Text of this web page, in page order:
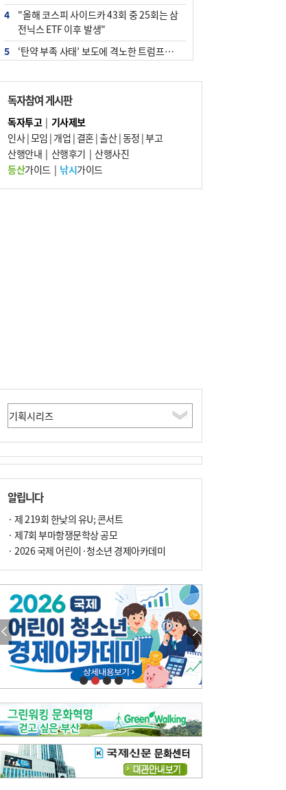
4
"올해 코스피 사이드카 43회 중 25회는 삼
전닉스 ETF 이후 발생"
5
‘탄약 부족 사태’ 보도에 격노한 트럼프…
과…“현재는 부적절 행위 없어”
7
부산 앞바다에 기름 425ℓ 유출한 러시아 화
물선 적발
8
입추 지났지만 푹푹 찐다…온열질환자 10
년 만에 3배
독자참여 게시판
독자투고| 기사제보
인사|모임 | 개업 | 결혼|출산|동정 |부고
산행안내 | 산행후기 | 산행사진
등산가이드| 낚시가이드
알립니다
· 제 219회 한낮의 유U; 콘서트
· 제7회 부마항쟁문학상 공모
· 2026 국제 어린이·청소년 경제아카데미